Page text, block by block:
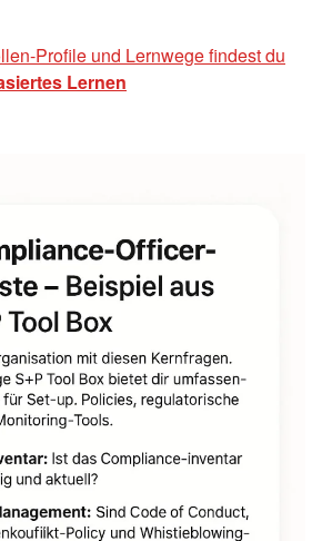
Profile und Lernwege findest du
Lernen